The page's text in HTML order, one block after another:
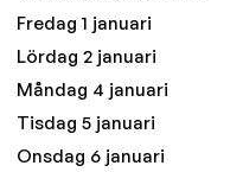
Fredag 1 januari
Lördag 2 januari
Måndag 4 januari
Tisdag 5 januari
Onsdag 6 januari